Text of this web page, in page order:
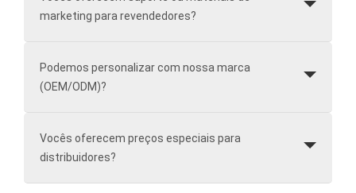
marketing para revendedores?
Podemos personalizar com nossa marca
(OEM/ODM)?
Vocês oferecem preços especiais para
distribuidores?